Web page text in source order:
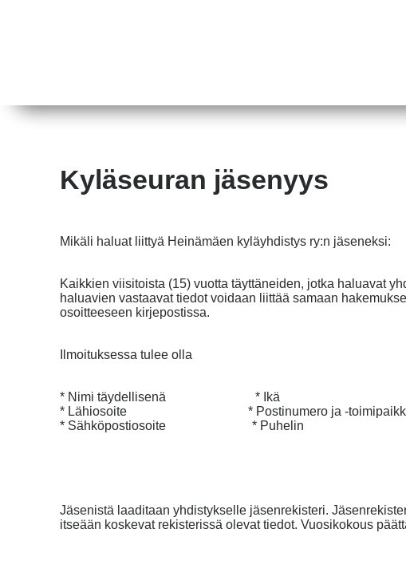
Kyläseuran jäsenyys
Mikäli haluat liittyä Heinämäen kyläyhdistys ry:n jäseneksi:
Kaikkien viisitoista (15) vuotta täyttäneiden, jotka haluavat
haluavien vastaavat tiedot voidaan liittää samaan
osoitteeseen kirjepostissa.
Ilmoituksessa tulee olla
* Nimi täydellisenä * Ikä
* Lähiosoite * Postinumero ja -
* Sähköpostiosoite * Puhelin
Jäsenistä laaditaan yhdistykselle jäsenrekisteri.
itseään koskevat rekisterissä olevat tiedot. Vuosikokous